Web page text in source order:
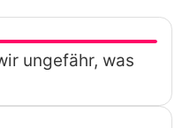
ungefähr, was